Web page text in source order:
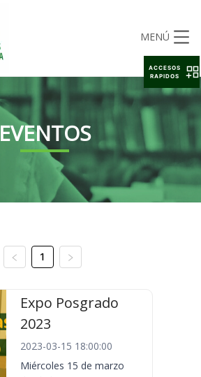
MENÚ
EVENTOS
1
Expo Posgrado
2023
2023-03-15 18:00:00
Miércoles 15 de marzo
ACCESOS
RAPIDOS